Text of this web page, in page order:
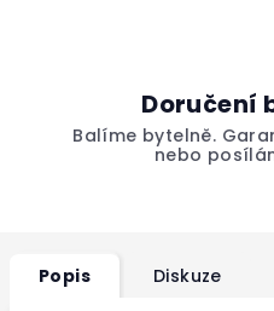
Doručení
Balíme bytelně.
nebo
Popis Diskuze